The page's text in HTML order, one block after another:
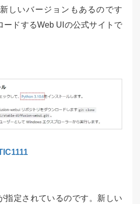
しいバージョンもあるのです
ードするWeb UIの公式サイトで
指定されているのです。新しい